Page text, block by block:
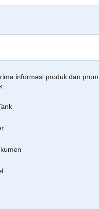
informasi produk dan